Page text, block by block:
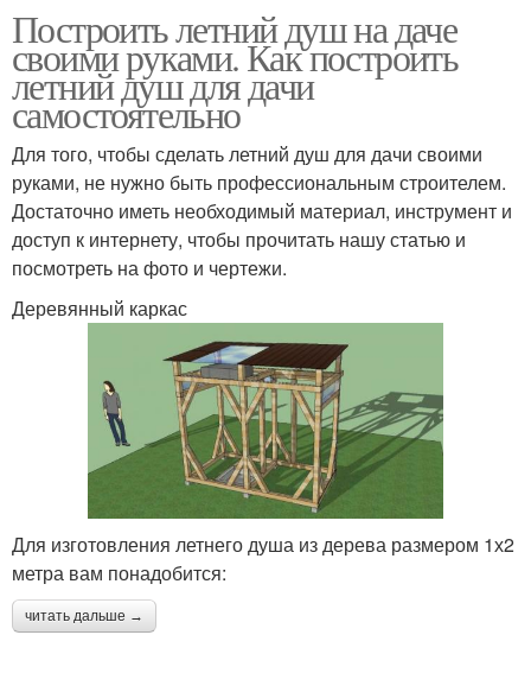
Построить летний душ на даче
своими руками. Как построить
летний душ для дачи
самостоятельно
Для того, чтобы сделать летний душ для дачи своими
руками, не нужно быть профессиональным строителем.
Достаточно иметь необходимый материал, инструмент и
доступ к интернету, чтобы прочитать нашу статью и
посмотреть на фото и чертежи.
Деревянный каркас
Для изготовления летнего душа из дерева размером 1х2
метра вам понадобится:
читать дальше →